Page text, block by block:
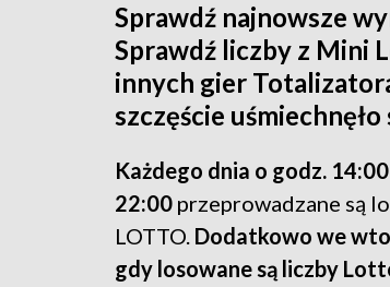
Sprawdź najnowsze
Sprawdź liczby z Mini
innych gier
szczęście uśmiechnęło
Każdego dnia o godz.
22:00 przeprowadzane są
LOTTO. Dodatkowo we
gdy losowane są liczby